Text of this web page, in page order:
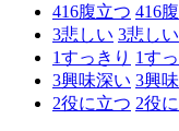
416腹立つ 416
3悲しい 3悲しい
1すっきり 1す
3興味深い 3興
2役に立つ 2役